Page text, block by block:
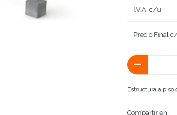
I.V.A. c/u
Precio Final
Estructura a piso
Compartir en: